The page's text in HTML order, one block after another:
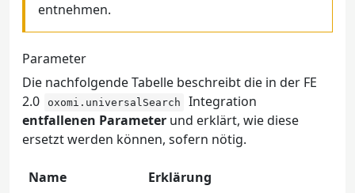
entnehmen.
Parameter
Die nachfolgende Tabelle beschreibt die in der FE
2.0
oxomi.universalSearch
Integration
entfallenen Parameter und erklärt, wie diese
ersetzt werden können, sofern nötig.
Name Erklärung